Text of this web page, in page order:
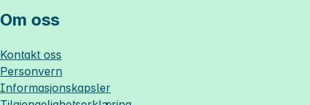
Om oss
Kontakt oss
Personvern
Informasjonskapsler